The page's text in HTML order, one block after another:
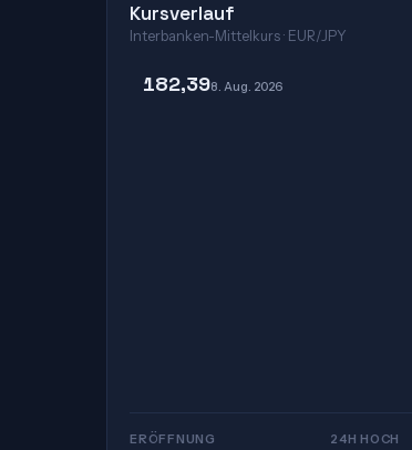
Kursverlauf
Interbanken-Mittelkurs · EUR/JPY
182,398. Aug. 2026
ERÖFFNUNG 24H HOCH